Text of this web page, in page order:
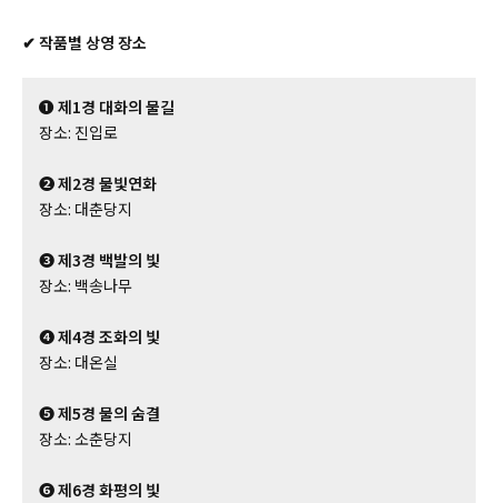
✔ 작품별 상영 장소
❶ 제1경 대화의 물길
장소: 진입로
❷ 제2경 물빛연화
장소: 대춘당지
❸ 제3경 백발의 빛
장소: 백송나무
❹ 제4경 조화의 빛
장소: 대온실
❺ 제5경 물의 숨결
장소: 소춘당지
❻ 제6경 화평의 빛